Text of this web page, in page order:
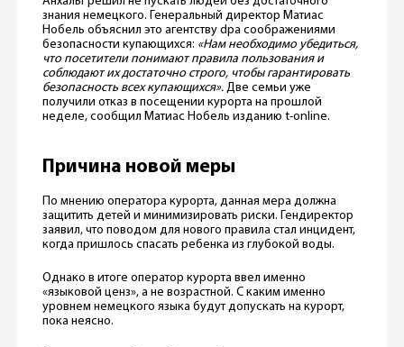
знания немецкого. Генеральный директор Матиас
Нобель объяснил это агентству dpa соображениями
безопасности купающихся: «Нам необходимо убедиться,
что посетители понимают правила пользования и
соблюдают их достаточно строго, чтобы гарантировать
безопасность всех купающихся».Две семьи уже
получили отказ в посещении курорта на прошлой
неделе, сообщил Матиас Нобель изданию t-online.
Причина новой меры
По мнению оператора курорта, данная мера должна
защитить детей и минимизировать риски. Гендиректор
заявил, что поводом для нового правила стал инцидент,
когда пришлось спасать ребенка из глубокой воды.
Однако в итоге оператор курорта ввел именно
«языковой ценз», а не возрастной. С каким именно
уровнем немецкого языка будут допускать на курорт,
пока неясно.